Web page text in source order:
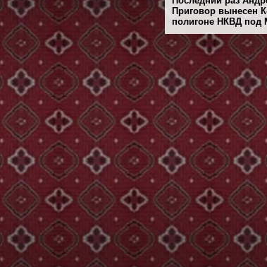
Приговор вынесен
полигоне НКВД под